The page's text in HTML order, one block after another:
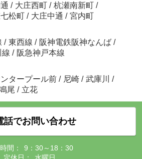
/ 大庄西町 / 杭瀬南新町 /
松町 / 大庄中通 / 宮内町
/ 東西線 / 阪神電鉄阪神なんば /
線 / 阪急神戸本線
タープール前 / 尼崎 / 武庫川
/
尾 / 立花
話でお問い合わせ
間：
9：30～18：30